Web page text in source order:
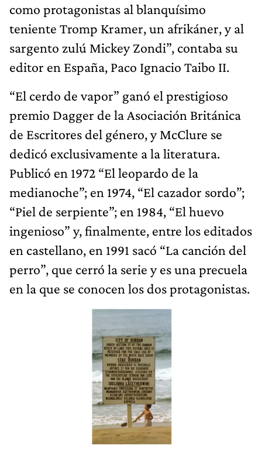
como protagonistas al blanquísimo
teniente Tromp Kramer, un afrikáner, y al
sargento zulú Mickey Zondi”, contaba su
editor en España, Paco Ignacio Taibo II.
“El cerdo de vapor” ganó el prestigioso
premio Dagger de la Asociación Británica
de Escritores del género, y McClure se
dedicó exclusivamente a la literatura.
Publicó en 1972 “El leopardo de la
medianoche”; en 1974, “El cazador sordo”;
“Piel de serpiente”; en 1984, “El huevo
ingenioso” y, finalmente, entre los editados
en castellano, en 1991 sacó “La canción del
perro”, que cerró la serie y es una precuela
en la que se conocen los dos protagonistas.